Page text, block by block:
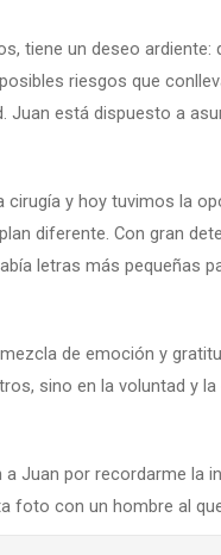
tiene un deseo
riesgos que
Juan está dispuesto a
cirugía y hoy tuvimos la
diferente. Con gran
letras más pequeñas
de emoción y
sino en la voluntad y
Juan por recordarme la
foto con un hombre al